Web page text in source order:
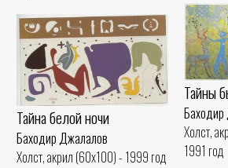
Тайны
Холст,
1991 год
Тайна белой ночи
Баходир Джалалов
Холст, акрил (60x100) - 1999 год